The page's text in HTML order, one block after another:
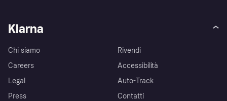
Klarna
Chi siamo
Careers
Legal
Press
Rivendi
Accessibilità
Auto-Track
Contatti